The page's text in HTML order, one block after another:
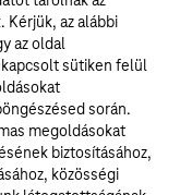
Kérjük, az alábbi
az oldal
sütiken felül
során.
megoldásokat
biztosításához,
közösségi